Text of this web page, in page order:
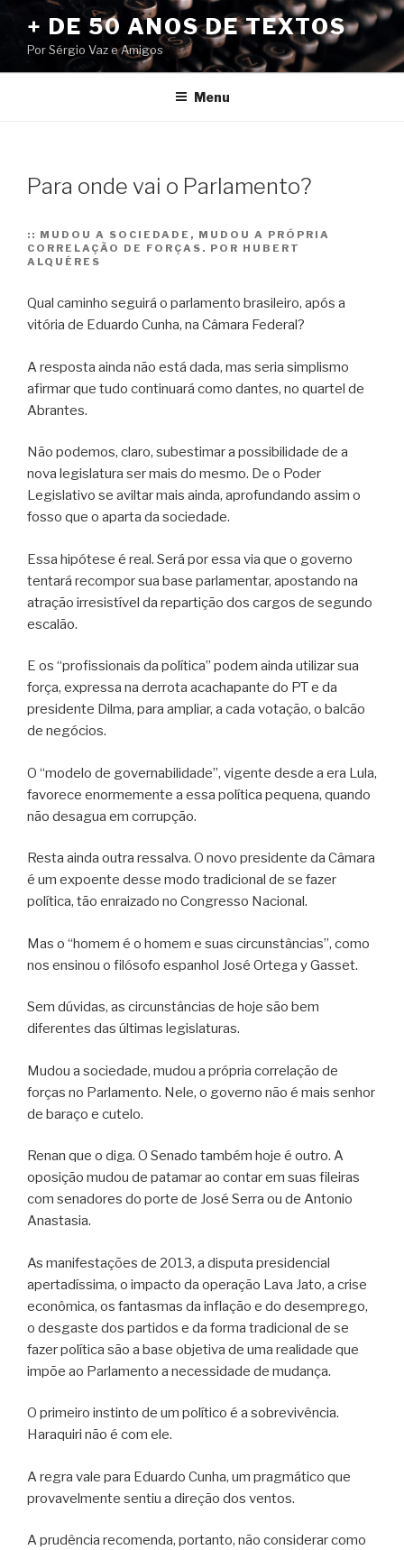
conteúdo
+ DE 50 ANOS DE TEXTOS
Por Sérgio Vaz e Amigos
Menu
Para onde vai o Parlamento?
:: MUDOU A SOCIEDADE, MUDOU A PRÓPRIA
CORRELAÇÃO DE FORÇAS. POR HUBERT
ALQUÉRES
Qual caminho seguirá o parlamento brasileiro, após a
vitória de Eduardo Cunha, na Câmara Federal?
A resposta ainda não está dada, mas seria simplismo
afirmar que tudo continuará como dantes, no quartel de
Abrantes.
Não podemos, claro, subestimar a possibilidade de a
nova legislatura ser mais do mesmo. De o Poder
Legislativo se aviltar mais ainda, aprofundando assim o
fosso que o aparta da sociedade.
Essa hipótese é real. Será por essa via que o governo
tentará recompor sua base parlamentar, apostando na
atração irresistível da repartição dos cargos de segundo
escalão.
E os “profissionais da política” podem ainda utilizar sua
força, expressa na derrota acachapante do PT e da
presidente Dilma, para ampliar, a cada votação, o balcão
de negócios.
O “modelo de governabilidade”, vigente desde a era Lula,
favorece enormemente a essa política pequena, quando
não desagua em corrupção.
Resta ainda outra ressalva. O novo presidente da Câmara
é um expoente desse modo tradicional de se fazer
política, tão enraizado no Congresso Nacional.
Mas o “homem é o homem e suas circunstâncias”, como
nos ensinou o filósofo espanhol José Ortega y Gasset.
Sem dúvidas, as circunstâncias de hoje são bem
diferentes das últimas legislaturas.
Mudou a sociedade, mudou a própria correlação de
forças no Parlamento. Nele, o governo não é mais senhor
de baraço e cutelo.
Renan que o diga. O Senado também hoje é outro. A
oposição mudou de patamar ao contar em suas fileiras
com senadores do porte de José Serra ou de Antonio
Anastasia.
As manifestações de 2013, a disputa presidencial
apertadíssima, o impacto da operação Lava Jato, a crise
econômica, os fantasmas da inflação e do desemprego,
o desgaste dos partidos e da forma tradicional de se
fazer política são a base objetiva de uma realidade que
impõe ao Parlamento a necessidade de mudança.
O primeiro instinto de um político é a sobrevivência.
Haraquiri não é com ele.
A regra vale para Eduardo Cunha, um pragmático que
provavelmente sentiu a direção dos ventos.
A prudência recomenda, portanto, não considerar como